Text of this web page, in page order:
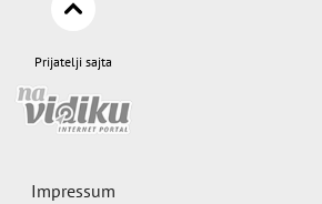
Prijatelji sajta
Impressum